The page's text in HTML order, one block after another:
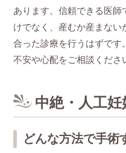
あります。信頼できる医
けでなく、産むか産まない
合った診療を行うはずです
不安や心配をご相談くださ
中絶・人工
どんな方法で手術